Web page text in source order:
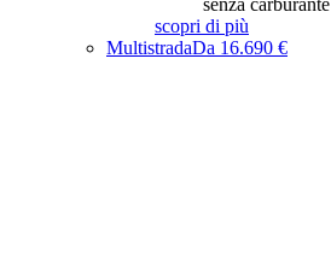
senza carburante
scopri di più
MultistradaDa 16.690 €